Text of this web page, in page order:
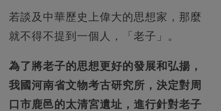
若談及中華歷史上偉大的思想家，那麼
就不得不提到一個人，「老子」。
為了將老子的思想更好的發展和弘揚，
我國河南省文物考古研究所，決定對周
口市鹿邑的太清宮遺址，進行針對老子